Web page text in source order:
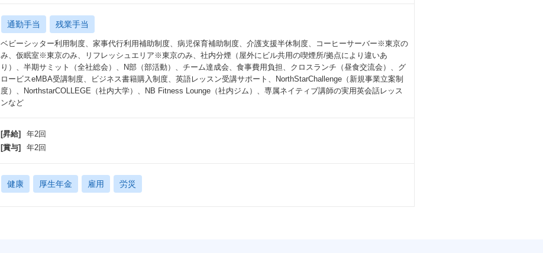
通勤手当 残業手当
ベビーシッター利用制度、家事代行利用補助制度、病児保育補助制度、介護支援半休制度、コーヒーサーバー※東京の
み、仮眠室※東京のみ、リフレッシュエリア※東京のみ、社内分煙（屋外にビル共用の喫煙所/拠点により違いあ
り）、半期サミット（全社総会）、N部（部活動）、チーム達成会、食事費用負担、クロスランチ（昼食交流会）、グ
ロービスeMBA受講制度、ビジネス書籍購入制度、英語レッスン受講サポート、NorthStarChallenge（新規事業立案制
度）、NorthstarCOLLEGE（社内大学）、NB Fitness Lounge（社内ジム）、専属ネイティブ講師の実用英会話レッス
ンなど
[昇給]
年2回
[賞与]
年2回
健康 厚生年金 雇用 労災